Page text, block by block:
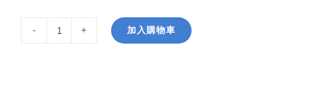
加入購物車